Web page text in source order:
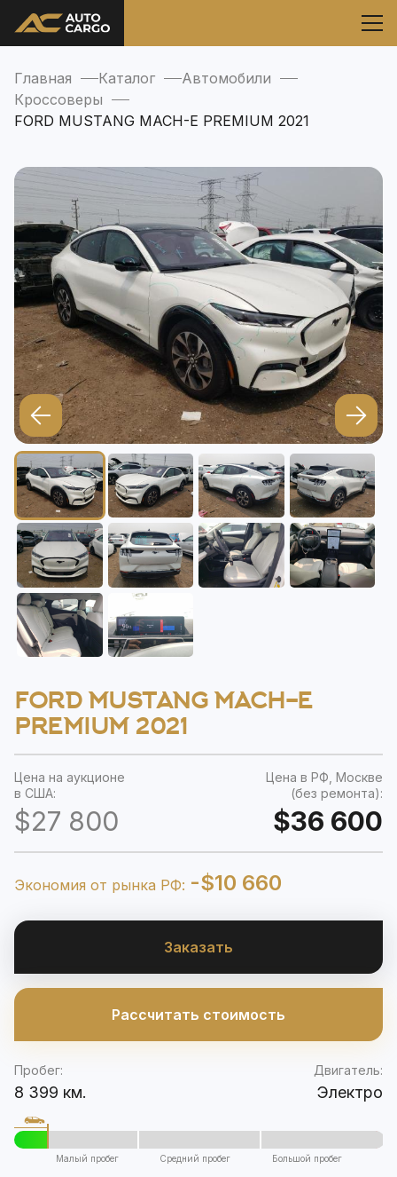
Главная Каталог
Автомобили
Кроссоверы
FORD MUSTANG MACH-E PREMIUM 2021
FORD MUSTANG MACH-E
PREMIUM 2021
Цена на аукционе
в США:
$27 800
Цена в РФ, Москве
(без ремонта):
$36 600
Экономия от рынка РФ: -$10 660
Заказать
Рассчитать стоимость
Пробег:
8 399 км.
Двигатель:
Электро
Малый пробег Средний пробег Большой пробег